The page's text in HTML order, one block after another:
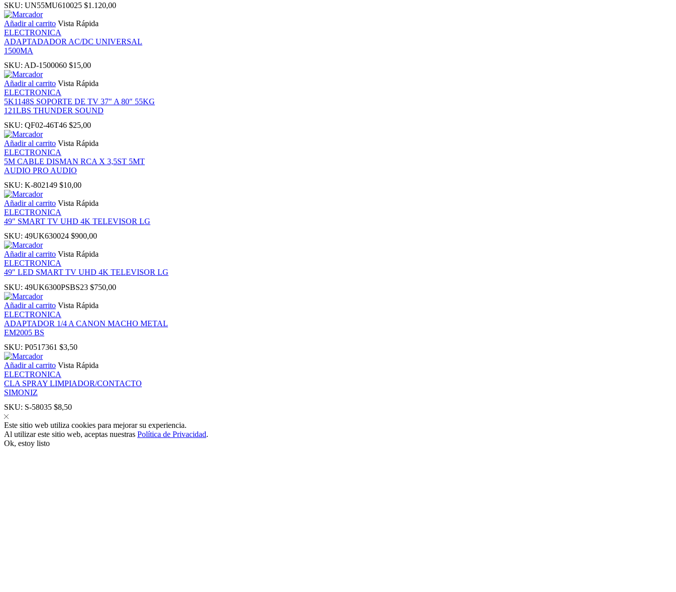
SKU: UN55MU610025 $1.120,00
Añadir al carrito Vista Rápida
ELECTRONICA
ADAPTADADOR AC/DC UNIVERSAL
1500MA
SKU: AD-1500060 $15,00
Añadir al carrito Vista Rápida
ELECTRONICA
5K1148S SOPORTE DE TV 37″ A 80″ 55KG
121LBS THUNDER SOUND
SKU: QF02-46T46 $25,00
Añadir al carrito Vista Rápida
ELECTRONICA
5M CABLE DISMAN RCA X 3,5ST 5MT
AUDIO PRO AUDIO
SKU: K-802149 $10,00
Añadir al carrito Vista Rápida
ELECTRONICA
49″ SMART TV UHD 4K TELEVISOR LG
SKU: 49UK630024 $900,00
Añadir al carrito Vista Rápida
ELECTRONICA
49″ LED SMART TV UHD 4K TELEVISOR LG
SKU: 49UK6300PSBS23 $750,00
Añadir al carrito Vista Rápida
ELECTRONICA
ADAPTADOR 1/4 A CANON MACHO METAL
EM2005 BS
SKU: P0517361 $3,50
Añadir al carrito Vista Rápida
ELECTRONICA
CLA SPRAY LIMPIADOR/CONTACTO
SIMONIZ
SKU: S-58035 $8,50
Este sitio web utiliza cookies para mejorar su experiencia.
Al utilizar este sitio web, aceptas nuestras Política de Privacidad.
Ok, estoy listo